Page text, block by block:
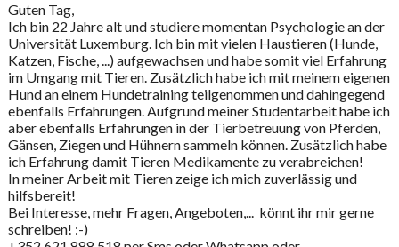
Guten Tag,
Ich bin 22 Jahre alt und studiere momentan Psychologie an der
Universität Luxemburg. Ich bin mit vielen Haustieren (Hunde,
Katzen, Fische, ...) aufgewachsen und habe somit viel Erfahrung
im Umgang mit Tieren. Zusätzlich habe ich mit meinem eigenen
Hund an einem Hundetraining teilgenommen und dahingegend
ebenfalls Erfahrungen. Aufgrund meiner Studentarbeit habe ich
aber ebenfalls Erfahrungen in der Tierbetreuung von Pferden,
Gänsen, Ziegen und Hühnern sammeln können. Zusätzlich habe
ich Erfahrung damit Tieren Medikamente zu verabreichen!
In meiner Arbeit mit Tieren zeige ich mich zuverlässig und
hilfsbereit!
Bei Interesse, mehr Fragen, Angeboten,...  könnt ihr mir gerne
schreiben! :-)